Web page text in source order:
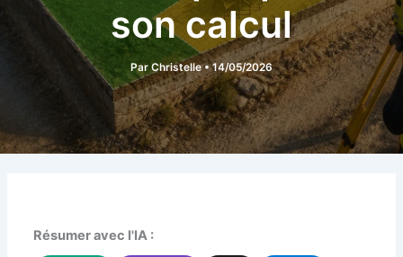
son calcul
ParChristelle•14/05/2026
Résumer avec l'IA :